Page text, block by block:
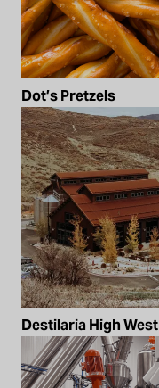
Dot’s Pretzels
Destilaria High West